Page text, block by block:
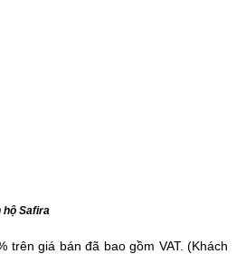
hộ Safira
trên giá bán đã bao gồm VAT. (Khách